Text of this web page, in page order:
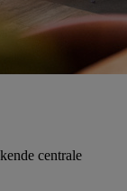
centrale